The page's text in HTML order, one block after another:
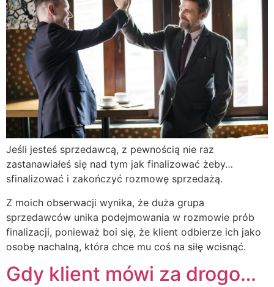
Jeśli jesteś sprzedawcą, z pewnością nie raz
zastanawiałeś się nad tym jak finalizować żeby…
sfinalizować i zakończyć rozmowę sprzedażą.
Z moich obserwacji wynika, że duża grupa
sprzedawców unika podejmowania w rozmowie prób
finalizacji, ponieważ boi się, że klient odbierze ich jako
osobę nachalną, która chce mu coś na siłę wcisnąć.
Gdy klient mówi za drogo…